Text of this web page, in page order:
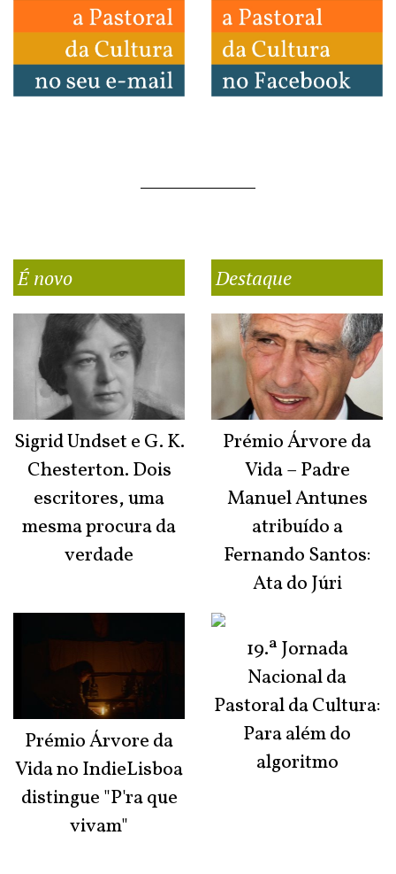
É novo
Sigrid Undset e G. K.
Chesterton. Dois
escritores, uma
mesma procura da
verdade
Prémio Árvore da
Vida no IndieLisboa
distingue "P'ra que
vivam"
Destaque
Prémio Árvore da
Vida – Padre
Manuel Antunes
atribuído a
Fernando Santos:
Ata do Júri
19.ª Jornada
Nacional da
Pastoral da Cultura:
Para além do
algoritmo